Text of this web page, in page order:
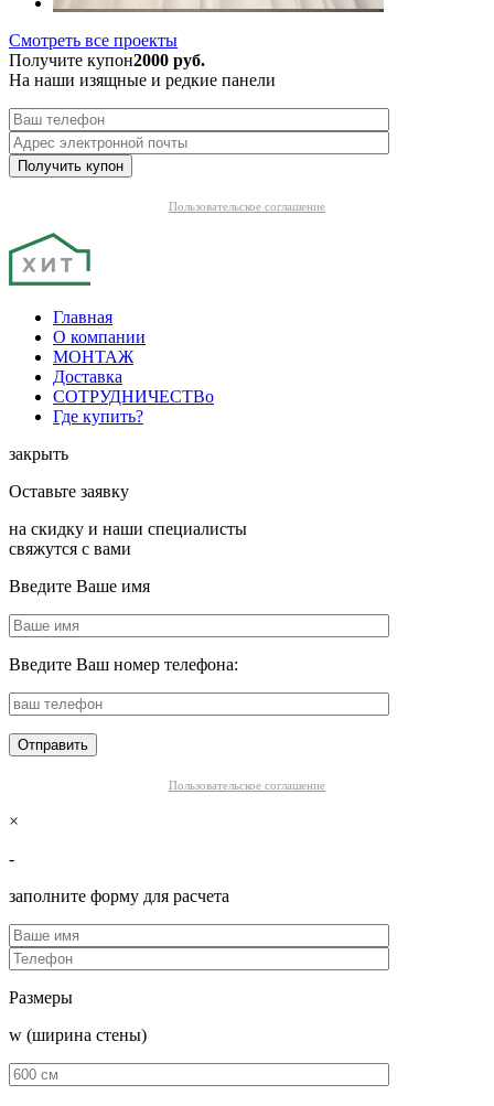
Смотреть все проекты
Получите купон2000 руб.
На наши изящные и редкие панели
Пользовательское соглашение
Главная
О компании
МОНТАЖ
Доставка
СОТРУДНИЧЕСТВо
Где купить?
закрыть
Оставьте заявку
на скидку и наши специалисты
свяжутся с вами
Введите Ваше имя
Введите Ваш номер телефона:
Пользовательское соглашение
×
-
заполните форму для расчета
Размеры
w (ширина стены)